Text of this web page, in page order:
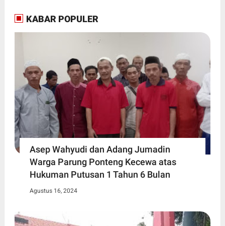
KABAR POPULER
Asep Wahyudi dan Adang Jumadin
Warga Parung Ponteng Kecewa atas
Hukuman Putusan 1 Tahun 6 Bulan
Agustus 16, 2024